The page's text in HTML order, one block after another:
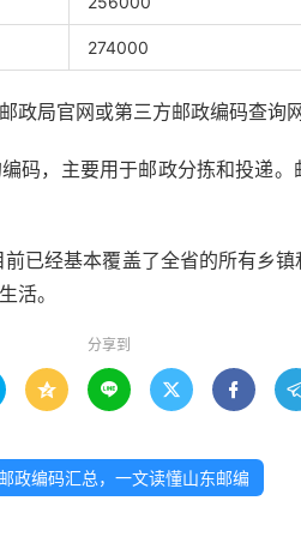
274000
政局官网或第三方邮政编码查询网
码，主要用于邮政分拣和投递
已经基本覆盖了全省的所有乡
活。
分享到
   
政编码汇总，一文读懂山东邮编